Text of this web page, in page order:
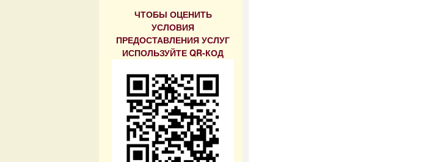
ЧТОБЫ ОЦЕНИТЬ
УСЛОВИЯ
ПРЕДОСТАВЛЕНИЯ УСЛУГ
ИСПОЛЬЗУЙТЕ QR-КОД